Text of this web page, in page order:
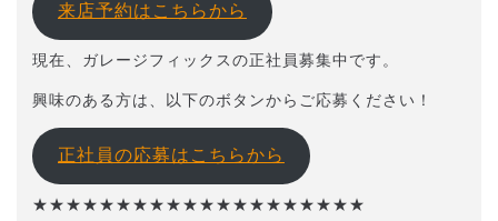
来店予約はこちらから
現在、ガレージフィックスの正社員募集中です。
興味のある方は、以下のボタンからご応募ください！
正社員の応募はこちらから
★★★★★★★★★★★★★★★★★★★★